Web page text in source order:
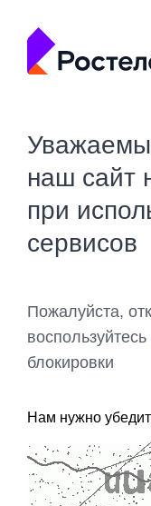
наш сайт
при
сервисов
Пожалуйста,
блокировки
Нам нужно